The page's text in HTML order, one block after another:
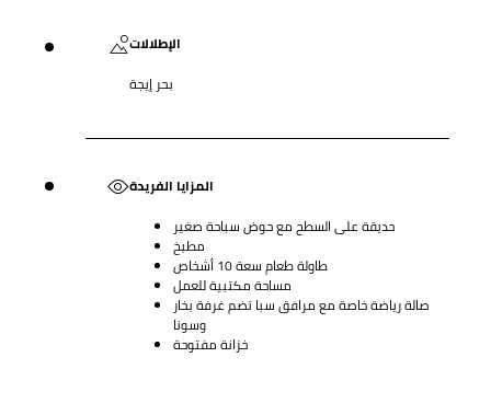
الإطلالات
بحر إيجة
المزايا الفريدة
حديقة على السطح مع حوض سباحة صغير
مطبخ
طاولة طعام سعة 10 أشخاص
مساحة مكتبية للعمل
صالة رياضة خاصة مع مرافق سبا تضم غرفة بخار
وسونا
خزانة مفتوحة